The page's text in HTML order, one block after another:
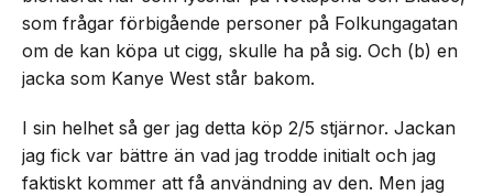
som frågar förbigående personer på Folkungagatan
om de kan köpa ut cigg, skulle ha på sig. Och (b) en
jacka som Kanye West står bakom.
I sin helhet så ger jag detta köp 2/5 stjärnor. Jackan
jag fick var bättre än vad jag trodde initialt och jag
faktiskt kommer att få användning av den. Men jag